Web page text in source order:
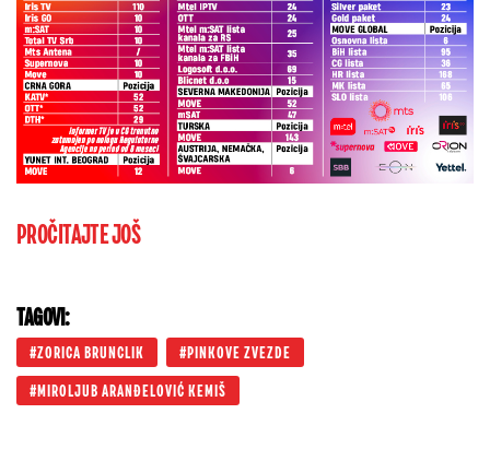
PROČITAJTE JOŠ
TAGOVI:
ZORICA BRUNCLIK PINKOVE ZVEZDE
MIROLJUB ARANĐELOVIĆ KEMIŠ